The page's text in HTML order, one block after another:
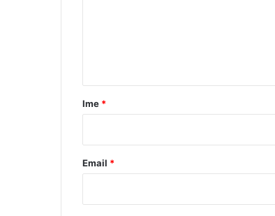
r
Ime *
Email *